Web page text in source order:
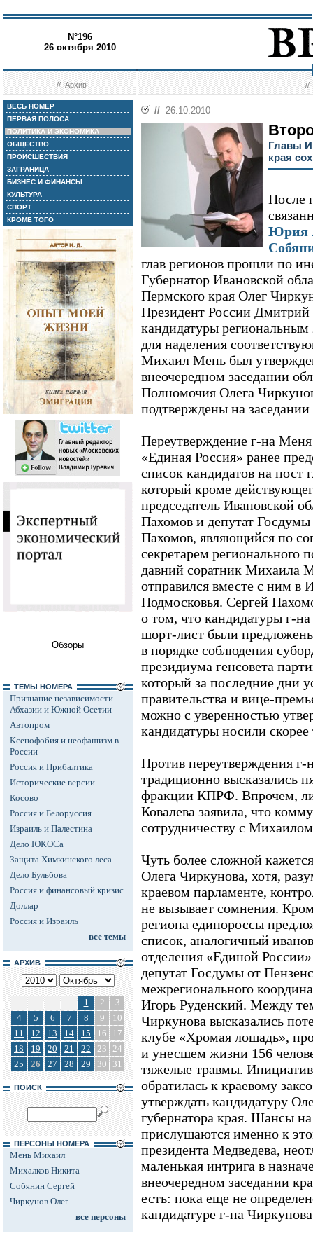
N°196
26 октября 2010
//Архив //
ВЕСЬ НОМЕР
ПЕРВАЯ ПОЛОСА
ПОЛИТИКА И ЭКОНОМИКА
ОБЩЕСТВО
ПРОИСШЕСТВИЯ
ЗАГРАНИЦА
БИЗНЕС И ФИНАНСЫ
КУЛЬТУРА
СПОРТ
КРОМЕ ТОГО
Обзоры
ТЕМЫ НОМЕРА
Признание независимости
Абхазии и Южной Осетии
Автопром
Ксенофобия и неофашизм в
России
Россия и Прибалтика
Исторические версии
Косово
Россия и Белоруссия
Израиль и Палестина
Дело ЮКОСа
Защита Химкинского леса
Дело Бульбова
Россия и финансовый кризис
Доллар
Россия и Израиль
все темы
АРХИВ
1 2
3
4
5 6 7 8 9
10
11
12 13 14 15 16
17
18
19 20 21 22 23 24
25
26 27 28 29 30 31
ПОИСК
ПЕРСОНЫ НОМЕРА
Мень Михаил
Михалков Никита
Собянин Сергей
Чиркунов Олег
все персоны
// 26.10.2010
Главы
края
После
Юрия
глав регионов прошли по
Губернатор Ивановской
Пермского края Олег
Президент России
кандидатуры
для наделения
Михаил Мень был
внеочередном заседании
Полномочия Олега
подтверждены на заседании
Переутверждение г-на
«Единая Россия» ранее
список кандидатов на пост
который кроме
председатель Ивановской
Пахомов и депутат
Пахомов, являющийся по
секретарем регионального
давний соратник Михаила
отправился вместе с ним в
Подмосковья. Сергей
о том, что кандидатуры г-
шорт-лист были
в порядке соблюдения
президиума генсовета
который за последние дни
правительства и вице-
можно с уверенностью
кандидатуры носили
Против переутверждения
традиционно высказались
фракции КПРФ. Впрочем,
Ковалева заявила, что
сотрудничеству с
Чуть более сложной
Олега Чиркунова, хотя,
краевом парламенте,
не вызывает сомнения.
региона единороссы
список, аналогичный
отделения «Единой
депутат Госдумы от
межрегионального
Игорь Руденский. Между
Чиркунова высказались
клубе «Хромая лошадь»,
и унесшем жизни 156
тяжелые травмы.
обратилась к краевому
утверждать кандидатуру
губернатора края. Шансы
прислушаются именно к
президента Медведева,
маленькая интрига в
внеочередном заседании
есть: пока еще не
кандидатуре г-на